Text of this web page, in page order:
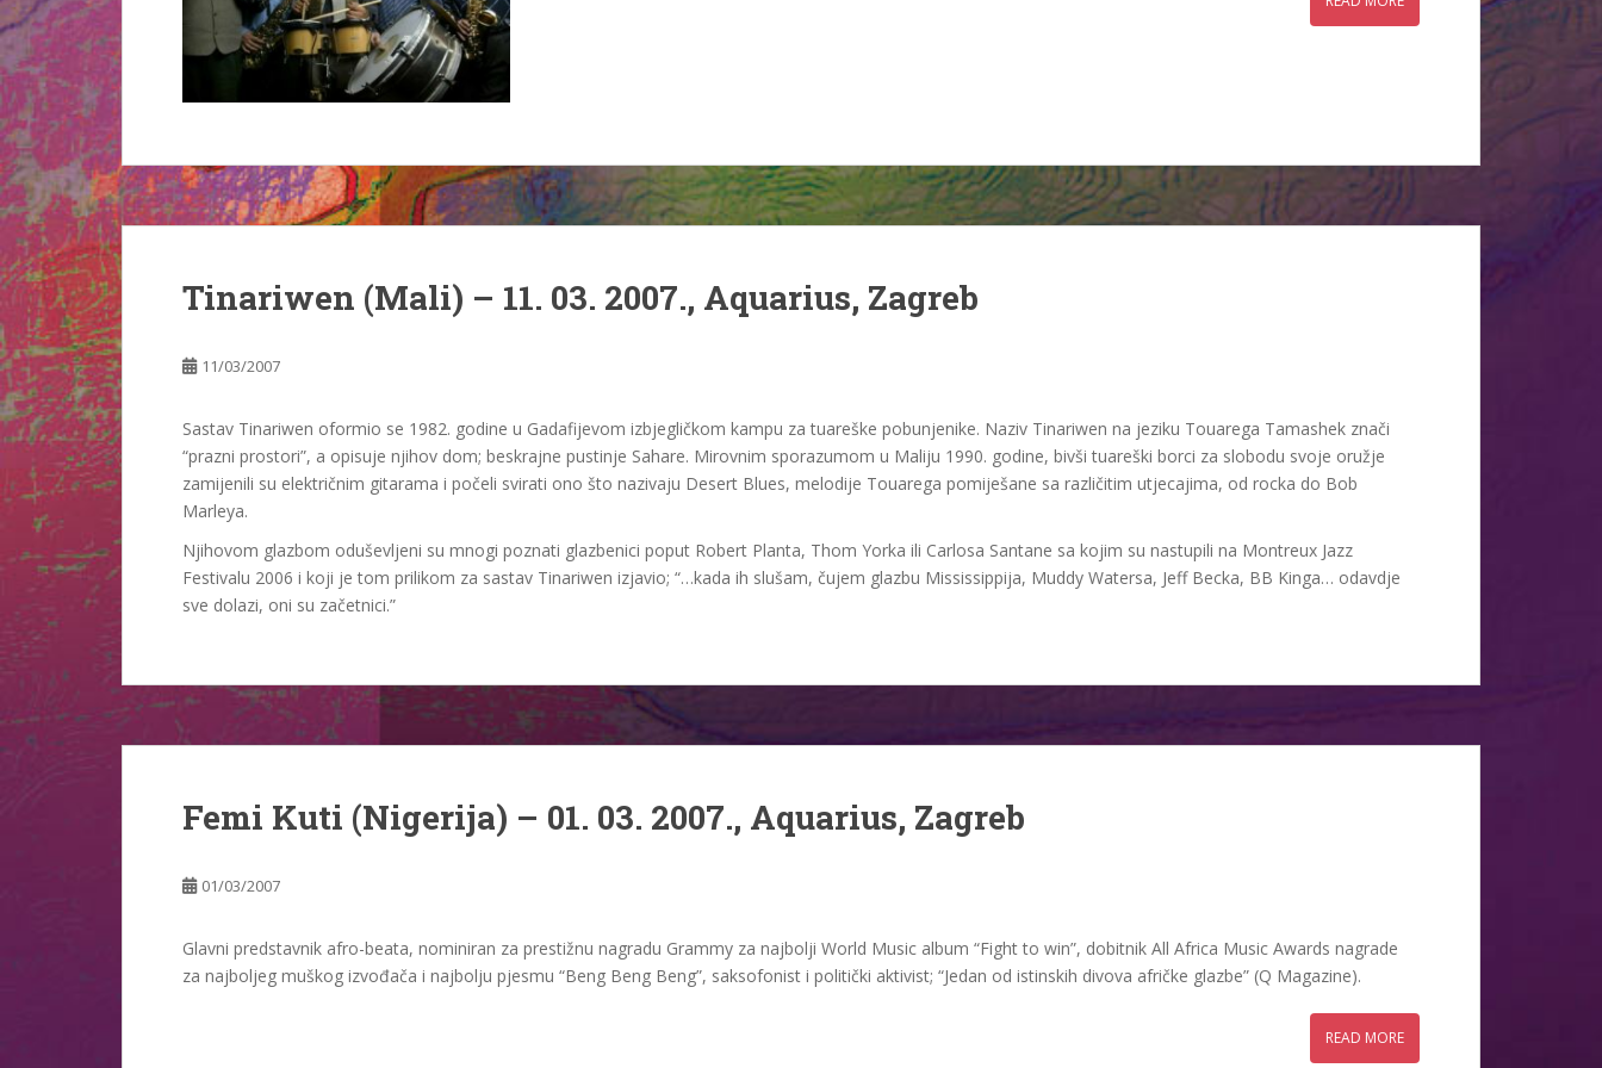
Tinariwen (Mali) – 11. 03. 2007., Aquarius, Zagreb
11/03/2007
Sastav Tinariwen oformio se 1982. godine u Gadafijevom izbjegličkom kampu za tuareške pobunjenike. Naziv Tinariwen na jeziku Touarega Tamashek znači
“prazni prostori”, a opisuje njihov dom; beskrajne pustinje Sahare. Mirovnim sporazumom u Maliju 1990. godine, bivši tuareški borci za slobodu svoje oružje
zamijenili su električnim gitarama i počeli svirati ono što nazivaju Desert Blues, melodije Touarega pomiješane sa različitim utjecajima, od rocka do Bob
Marleya.
Njihovom glazbom oduševljeni su mnogi poznati glazbenici poput Robert Planta, Thom Yorka ili Carlosa Santane sa kojim su nastupili na Montreux Jazz
Festivalu 2006 i koji je tom prilikom za sastav Tinariwen izjavio; “…kada ih slušam, čujem glazbu Mississippija, Muddy Watersa, Jeff Becka, BB Kinga… odavdje
sve dolazi, oni su začetnici.”
Femi Kuti (Nigerija) – 01. 03. 2007., Aquarius, Zagreb
01/03/2007
Glavni predstavnik afro-beata, nominiran za prestižnu nagradu Grammy za najbolji World Music album “Fight to win”, dobitnik All Africa Music Awards nagrade
za najboljeg muškog izvođača i najbolju pjesmu “Beng Beng Beng”, saksofonist i politički aktivist; “Jedan od istinskih divova afričke glazbe” (Q Magazine).
READ MORE